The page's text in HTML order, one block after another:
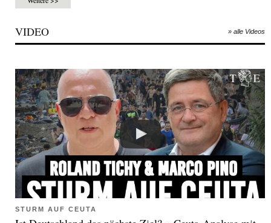
VIDEO » alle Videos
STURM AUF CEUTA